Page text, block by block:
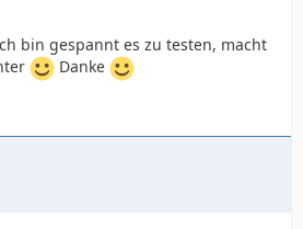
bin gespannt es zu testen, macht
Danke